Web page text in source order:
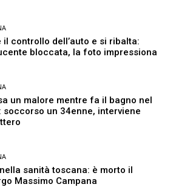
il controllo dell’auto e si ribalta:
bloccata, la foto impressiona
un malore mentre fa il bagno nel
soccorso un 34enne, interviene
sanità toscana: è morto il
Massimo Campana